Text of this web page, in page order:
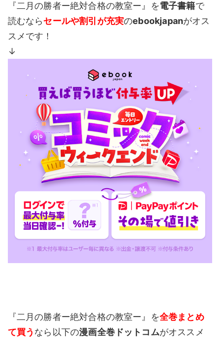
『二月の勝者ー絶対合格の教室ー』を電子書籍で
読むならセールや割引が充実のebookjapanがオス
スメです！
↓
『二月の勝者ー絶対合格の教室ー』を全巻まとめ
て買う なら以下の漫画全巻ドットコムがオススメ